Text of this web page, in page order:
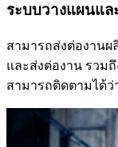
ระบบวางแผนแ
สามารถส่งต่องานผ
และส่งต่องาน รวม
สามารถติดตามได้ว่